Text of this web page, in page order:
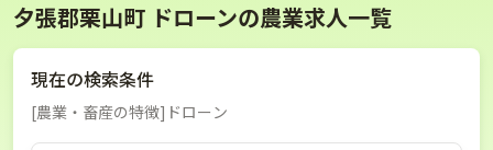
夕張郡栗山町 ドローンの農業求人一覧
現在の検索条件
[農業・畜産の特徴]ドローン